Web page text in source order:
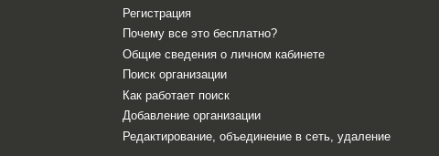
Регистрация
Почему все это бесплатно?
Общие сведения о личном кабинете
Поиск организации
Как работает поиск
Добавление организации
Редактирование, объединение в сеть, удаление